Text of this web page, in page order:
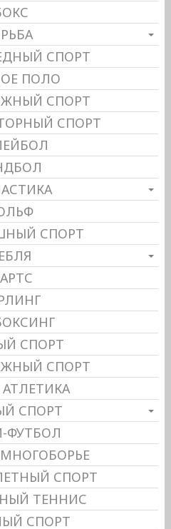
СПОРТ
ПОЛО
СПОРТ
СПОРТ
СПОРТ
СПОРТ
СПОРТ
АТЛЕТИКА
СПОРТ
ФУТБОЛ
СПОРТ
ТЕННИС
СПОРТ